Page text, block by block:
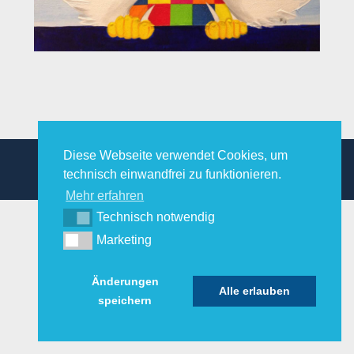
Diese Webseite verwendet Cookies, um
technisch einwandfrei zu funktionieren.
Mehr erfahren
Technisch notwendig
Marketing
Änderungen
speichern
Alle erlauben
© KunstimKreativzimmer |Impressum|Datenschutz